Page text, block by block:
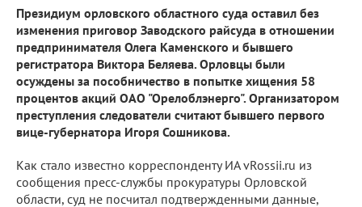
Президиум орловского областного суда оставил без
изменения приговор Заводского райсуда в отношении
предпринимателя Олега Каменского и бывшего
регистратора Виктора Беляева. Орловцы были
осуждены за пособничество в попытке хищения 58
процентов акций ОАО "Орелоблэнерго". Организатором
преступления следователи считают бывшего первого
вице-губернатора Игоря Сошникова.
Как стало известно корреспонденту ИА vRossii.ru из
сообщения пресс-службы прокуратуры Орловской
области, суд не посчитал подтвержденными данные,